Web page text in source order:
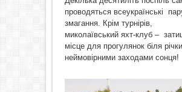
проводяться всеукраїнські
змагання. Крім турнірів,
миколаївський яхт-клуб –
місце для прогулянок біля
неймовірними заходами сонця!